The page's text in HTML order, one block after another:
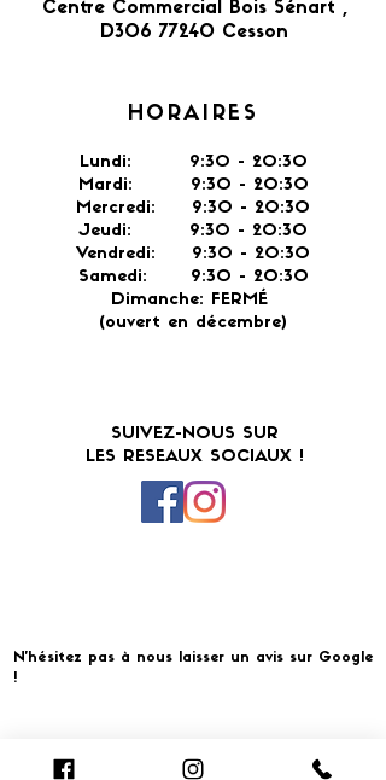
Centre Commercial Bois Sénart ,
D306 77240 Cesson​
HORAIRES
Lundi: 9:30 - 20:30
Mardi: 9:30 - 20:30
Mercredi: 9:30 - 20:30
Jeudi: 9:30 - 20:30
Vendredi: 9:30 - 20:30
Samedi: 9:30 - 20:30
Dimanche: FERMÉ
(ouvert en décembre)
SUIVEZ-NOUS SUR
LES RESEAUX SOCIAUX !
N'hésitez pas à nous laisser un avis sur Google
!
Cliquer pour laisser un avis